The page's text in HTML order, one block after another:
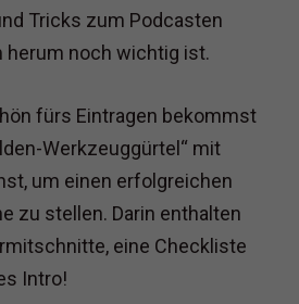
Tricks zum Podcasten
herum noch wichtig ist.
fürs Eintragen bekommst
Werkzeuggürtel“ mit
um einen erfolgreichen
zu stellen. Darin enthalten
eine Checkliste
Intro!